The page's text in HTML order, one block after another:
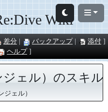
Wiki
差分 バックアップ
添付
ヘルプ
ェル）のスキル
ジェル）